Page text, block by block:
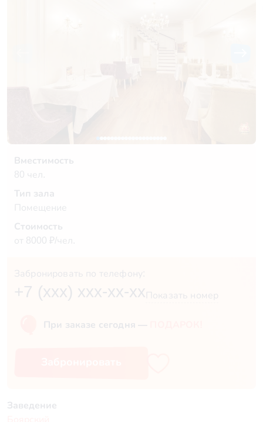
Вместимость
80 чел.
Тип зала
Помещение
Стоимость
от 8000 ₽/чел.
Забронировать по телефону:
+7 (xxx) xxx-xx-xx Показать номер
При заказе сегодня —
Заведение